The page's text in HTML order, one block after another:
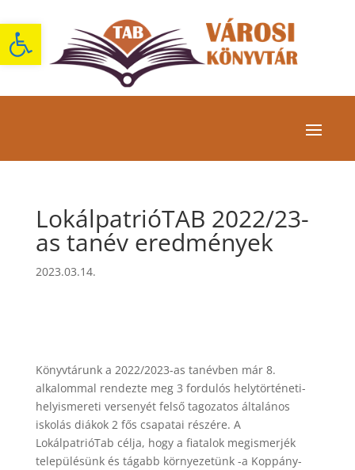
Eszköztár megnyitása
LokálpatrióTAB 2022/23-
as tanév eredmények
2023.03.14.
Könyvtárunk a 2022/2023-as tanévben már 8.
alkalommal rendezte meg 3 fordulós helytörténeti-
helyismereti versenyét felső tagozatos általános
iskolás diákok 2 fős csapatai részére. A
LokálpatrióTab célja, hogy a fiatalok megismerjék
településünk és tágabb környezetünk -a Koppány-